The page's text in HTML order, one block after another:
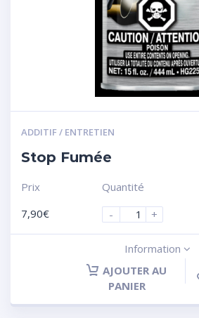
ADDITIF / ENTRETIEN
Stop Fumée
Prix
7,90€
Quantité
-
+
Information
AJOUTER AU
PANIER